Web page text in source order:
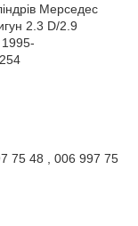
Мерседес
2.3 D/2.9
75 48 , 006 997 75